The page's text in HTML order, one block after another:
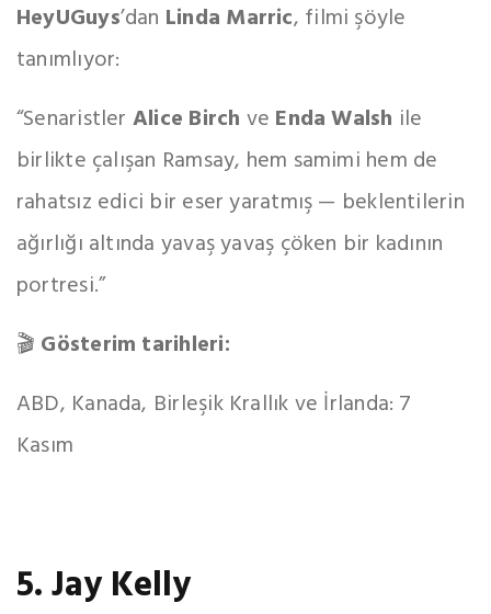
HeyUGuys’dan Linda Marric, filmi şöyle
tanımlıyor:
“Senaristler Alice Birch ve Enda Walsh ile
birlikte çalışan Ramsay, hem samimi hem de
rahatsız edici bir eser yaratmış — beklentilerin
ağırlığı altında yavaş yavaş çöken bir kadının
portresi.”
🎬 Gösterim tarihleri:
ABD, Kanada, Birleşik Krallık ve İrlanda: 7
Kasım
5. Jay Kelly